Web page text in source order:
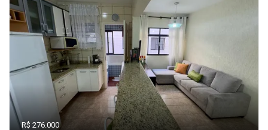
R$ 276.000